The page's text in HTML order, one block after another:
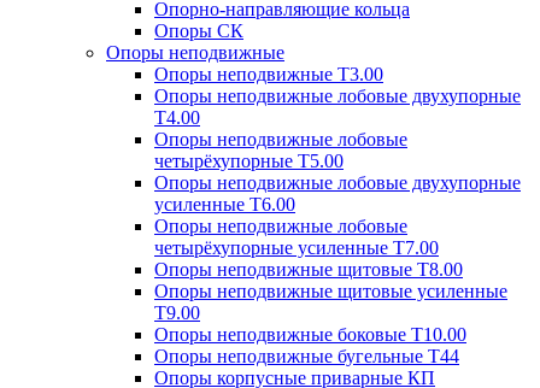
Опорно-направляющие кольца
Опоры СК
Опоры неподвижные
Опоры неподвижные Т3.00
Опоры неподвижные лобовые двухупорные
Т4.00
Опоры неподвижные лобовые
четырёхупорные Т5.00
Опоры неподвижные лобовые двухупорные
усиленные Т6.00
Опоры неподвижные лобовые
четырёхупорные усиленные Т7.00
Опоры неподвижные щитовые Т8.00
Опоры неподвижные щитовые усиленные
Т9.00
Опоры неподвижные боковые Т10.00
Опоры неподвижные бугельные Т44
Опоры корпусные приварные КП